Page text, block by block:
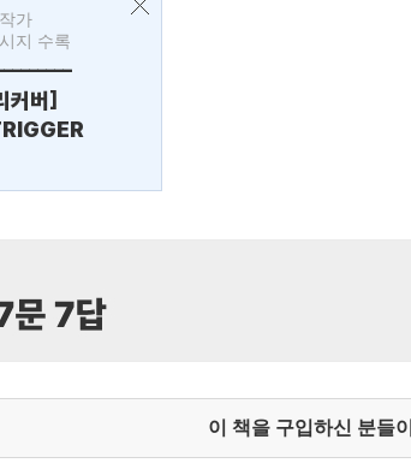
가
지 수록
커버]
이 책을 구입하신 분들이